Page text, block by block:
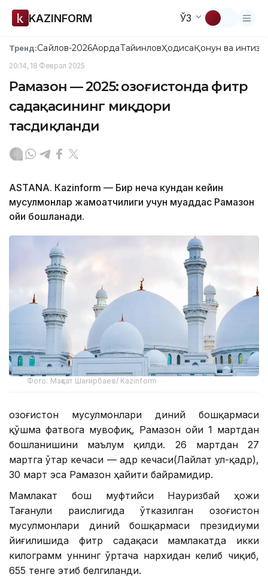
KAZINFORM ЎЗ
Тренд:Сайлов-2026АқордаТайинловҲодисаҚонун ва
20:14, 18 Феврал 2025
Рамазон — 2025: Қозоғистонда фитр
садақасининг миқдори
тасдиқланди
ASTANА. Кazinform — Бир неча кундан кейин
мусулмонлар жамоатчилиги учун муқаддас Рамазон
ойи бошланади.
Фото: Мақсат Шағирбаев/ Kazinform
Қозоғистон мусулмонлари диний бошқармаси
қўшма фатвога мувофиқ, Рамазон ойи 1 мартдан
бошланишини маълум қилди. 26 мартдан 27
мартга ўтар кечаси — Қадр кечаси(Лайлат ул-қадр),
30 март эса Рамазон ҳайити байрамидир.
Мамлакат бош муфтийси Науризбай ҳожи
Тағанули раислигида ўтказилган Қозоғистон
мусулмонлари диний бошқармаси президиуми
йиғилишида фитр садақаси мамлакатда икки
килограмм уннинг ўртача нархидан келиб чиқиб,
655 тенге этиб белгиланди.